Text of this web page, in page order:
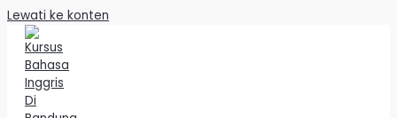
Lewati ke konten